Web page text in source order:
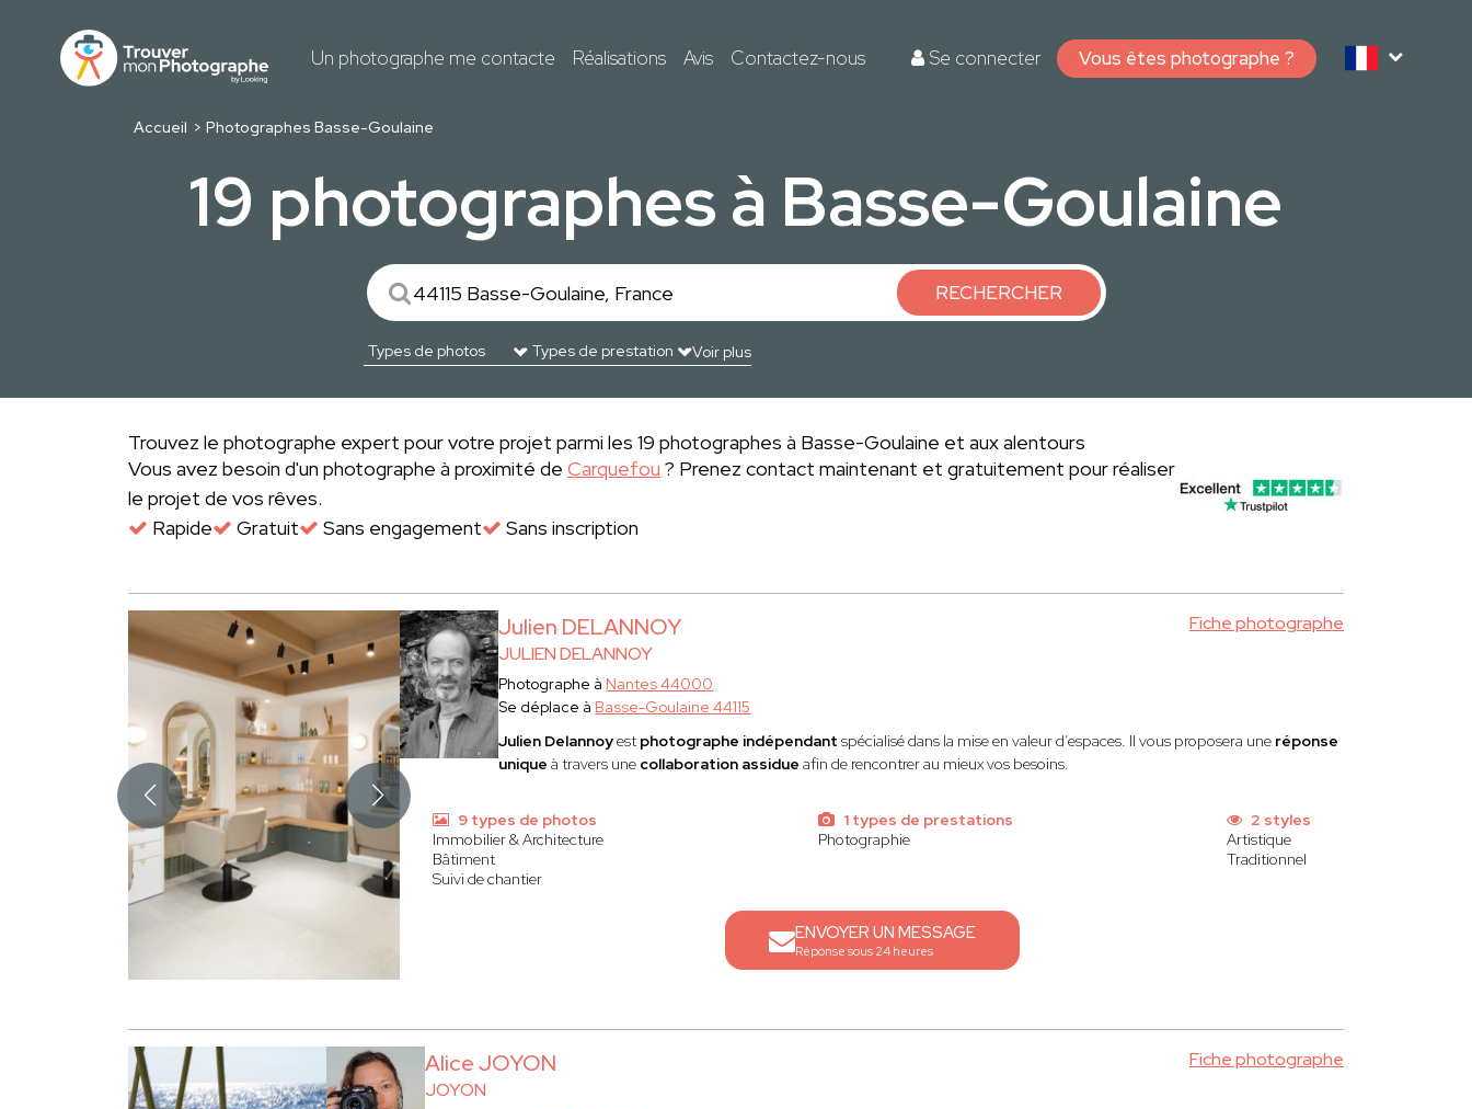
Un photographe me contacte Réalisations Avis Contactez-nous Se connecter Vous êtes photographe ?
Accueil Photographes Basse-Goulaine
19 photographes à Basse-Goulaine
RECHERCHER
Voir plus
Trouvez le photographe expert pour votre projet parmi les 19 photographes à Basse-Goulaine et aux alentours
Vous avez besoin d'un photographe à proximité de Carquefou ? Prenez contact maintenant et gratuitement pour réaliser
le projet de vos rêves.
Rapide
Gratuit Sans engagement Sans inscription
Julien DELANNOY
JULIEN DELANNOY
Fiche photographe
Photographe à Nantes 44000
Se déplace à Basse-Goulaine 44115
Julien Delannoyest photographe indépendant spécialisé dans la mise en valeur d’espaces. Il vous proposera une réponse
unique à travers une collaboration assidue afin de rencontrer au mieux vos besoins.
9 types de photos
Immobilier & Architecture
Bâtiment
Suivi de chantier
1 types de prestations
Photographie
2 styles
Artistique
Traditionnel
ENVOYER UN MESSAGE
Réponse sous 24 heures
Alice JOYON
JOYON
Fiche photographe